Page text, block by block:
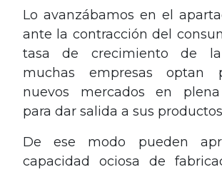
Lo avanzábamos en el
ante la contracción del
tasa de crecimiento de la
muchas empresas optan
nuevos mercados en plena
para dar salida a sus
De ese modo pueden
capacidad ociosa de